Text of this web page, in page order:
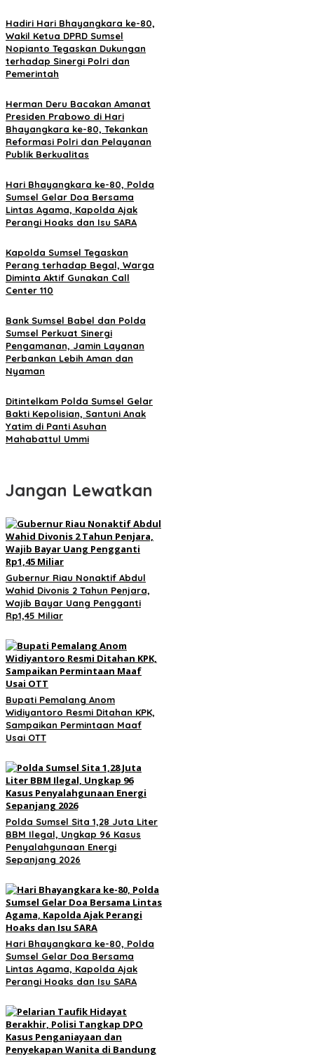
Hadiri Hari Bhayangkara ke-80,
Wakil Ketua DPRD Sumsel
Nopianto Tegaskan Dukungan
terhadap Sinergi Polri dan
Pemerintah
Herman Deru Bacakan Amanat
Presiden Prabowo di Hari
Bhayangkara ke-80, Tekankan
Reformasi Polri dan Pelayanan
Publik Berkualitas
Hari Bhayangkara ke-80, Polda
Sumsel Gelar Doa Bersama
Lintas Agama, Kapolda Ajak
Perangi Hoaks dan Isu SARA
Kapolda Sumsel Tegaskan
Perang terhadap Begal, Warga
Diminta Aktif Gunakan Call
Center 110
Bank Sumsel Babel dan Polda
Sumsel Perkuat Sinergi
Pengamanan, Jamin Layanan
Perbankan Lebih Aman dan
Nyaman
Ditintelkam Polda Sumsel Gelar
Bakti Kepolisian, Santuni Anak
Yatim di Panti Asuhan
Mahabattul Ummi
Jangan Lewatkan
Gubernur Riau Nonaktif Abdul
Wahid Divonis 2 Tahun Penjara,
Wajib Bayar Uang Pengganti
Rp1,45 Miliar
Bupati Pemalang Anom
Widiyantoro Resmi Ditahan KPK,
Sampaikan Permintaan Maaf
Usai OTT
Polda Sumsel Sita 1,28 Juta Liter
BBM Ilegal, Ungkap 96 Kasus
Penyalahgunaan Energi
Sepanjang 2026
Hari Bhayangkara ke-80, Polda
Sumsel Gelar Doa Bersama
Lintas Agama, Kapolda Ajak
Perangi Hoaks dan Isu SARA